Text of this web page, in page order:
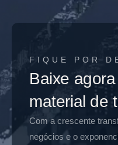
FIQUE POR
Baixe
material de
Com a crescente
negócios e o